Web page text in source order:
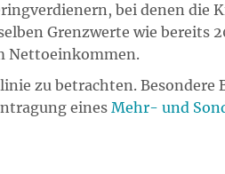
bei denen die
Grenzwerte wie bereits
Nettoeinkommen.
zu betrachten.
eines Mehr- und